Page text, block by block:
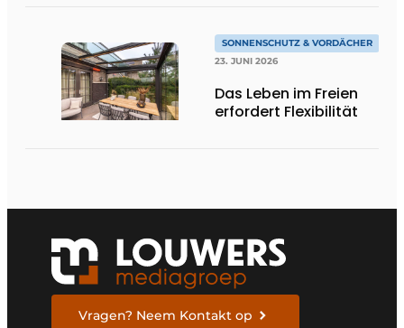
SONNENSCHUTZ & VORDÄCHER
23. JUNI 2026
Das Leben im Freien
erfordert Flexibilität
Vragen? Neem Kontakt op